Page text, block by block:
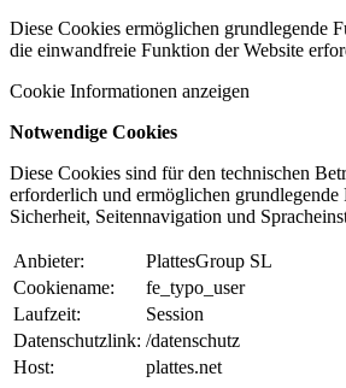
Diese Cookies ermöglichen grundlegende
die einwandfreie Funktion der Website
Cookie Informationen anzeigen
Notwendige Cookies
Diese Cookies sind für den technischen
erforderlich und ermöglichen
Sicherheit, Seitennavigation und
Anbieter:
PlattesGroup SL
Cookiename:
fe_typo_user
Laufzeit:
Session
Datenschutzlink: /datenschutz
Host:
plattes.net